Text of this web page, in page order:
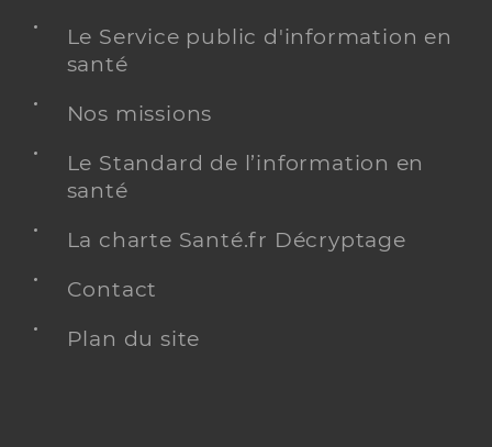
Le Service public d'information en
santé
Nos missions
Le Standard de l’information en
santé
La charte Santé.fr Décryptage
Contact
Plan du site